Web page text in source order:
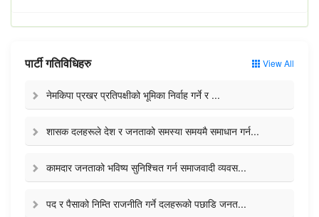
पार्टी गतिविधिहरु View All
नेमकिपा प्रखर प्रतिपक्षीको भूमिका निर्वाह गर्ने र ...
शासक दलहरूले देश र जनताको समस्या समयमै समाधान गर्न...
कामदार जनताको भविष्य सुनिश्चित गर्न समाजवादी व्यवस...
पद र पैसाको निम्ति राजनीति गर्ने दलहरूको पछाडि जनत...